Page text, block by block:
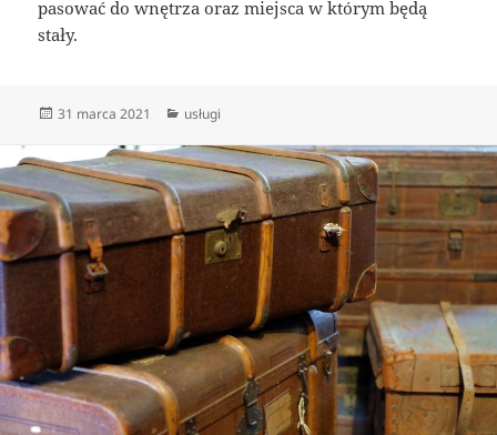
pasować do wnętrza oraz miejsca w którym będą
stały.
Data
31 marca 2021 Kategorie
usługi